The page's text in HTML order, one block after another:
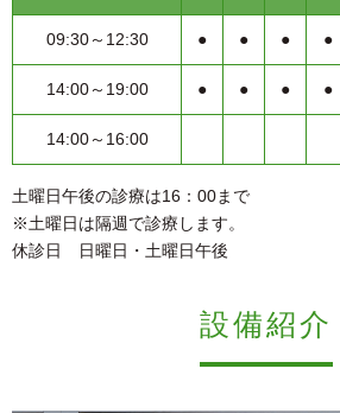
09:30～12:30 ● ● ● ●
14:00～19:00 ● ● ● ●
14:00～16:00
土曜日午後の診療は16：00まで
※土曜日は隔週で診療します。
休診日 日曜日・土曜日午後
設備紹介